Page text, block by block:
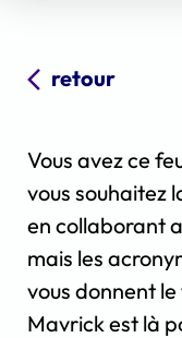
retour
Vous avez ce
vous souhaitez
en collaborant
mais les
vous donnent
Mavrick est là